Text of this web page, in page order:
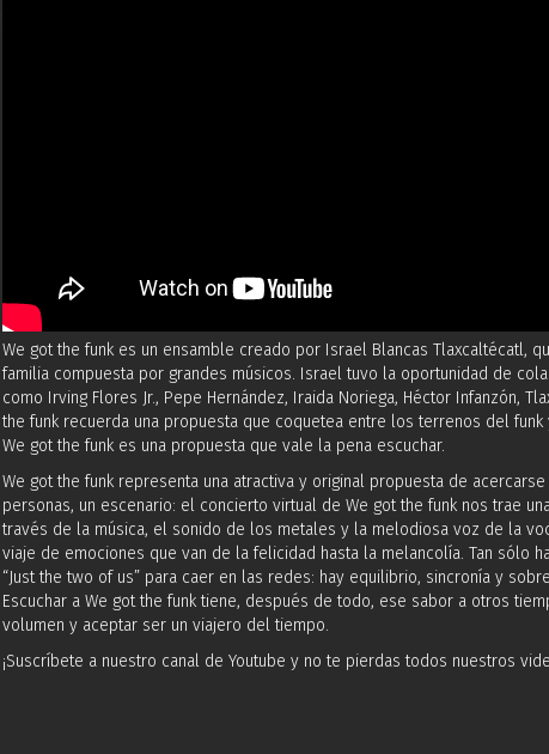
We got the funk es un ensamble creado por Israel Blancas Tlaxcaltécatl,
familia compuesta por grandes músicos. Israel tuvo la oportunidad de
como Irving Flores Jr., Pepe Hernández, Iraida Noriega, Héctor Infanzón,
the funk recuerda una propuesta que coquetea entre los terrenos del
We got the funk es una propuesta que vale la pena escuchar.
We got the funk representa una atractiva y original propuesta de
personas, un escenario: el concierto virtual de We got the funk nos trae
través de la música, el sonido de los metales y la melodiosa voz de la
viaje de emociones que van de la felicidad hasta la melancolía. Tan sólo
“Just the two of us” para caer en las redes: hay equilibrio, sincronía y
Escuchar a We got the funk tiene, después de todo, ese sabor a otros
volumen y aceptar ser un viajero del tiempo.
¡Suscríbete a nuestro canal de Youtube y no te pierdas todos nuestros